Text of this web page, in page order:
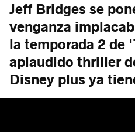
Jeff Bridges se
venganza
la temporada 2 de
aplaudido thriller
Disney plus ya